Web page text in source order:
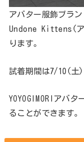
アバター服飾ブラン
Undone Kittens(ア
ります。
試着期間は7/10(土
YOYOGIMORIアバ
ることができます。